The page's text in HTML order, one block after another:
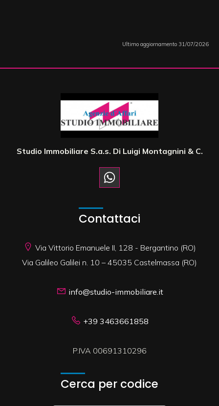
Ultimo aggiornamento 31/07/2026
Studio Immobiliare S.a.s. Di Luigi Montagnini & C.
Contattaci
Via Vittorio Emanuele II, 128 - Bergantino (RO)
Via Galileo Galilei n. 10 – 45035 Castelmassa (RO)
info@studio-immobiliare.it
+39 3463661858
P.IVA 00691310296
Cerca per codice